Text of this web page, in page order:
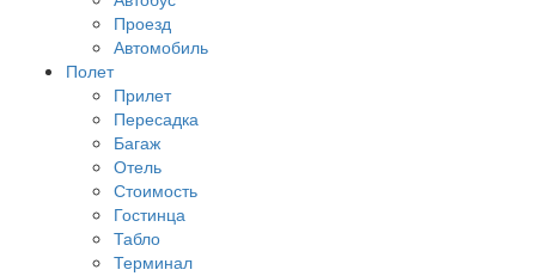
Проезд
Автомобиль
Полет
Прилет
Пересадка
Багаж
Отель
Стоимость
Гостинца
Табло
Терминал